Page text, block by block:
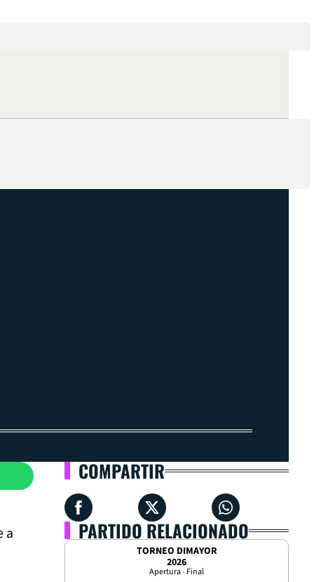
a
COMPARTIR
PARTIDO RELACIONADO
TORNEO DIMAYOR
2026
Apertura - Final